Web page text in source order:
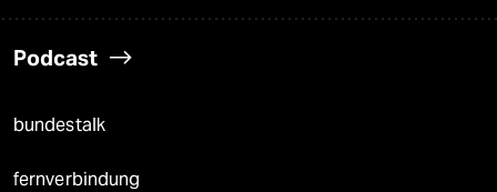
Podcast
bundestalk
fernverbindung